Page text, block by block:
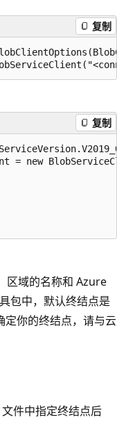
复制
复制
= new
区域的名称和 Azure
包中，默认终结点是
定你的终结点，请与云
件中指定终结点后